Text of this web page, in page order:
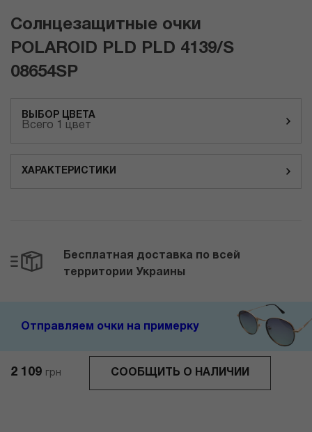
Солнцезащитные очки
POLAROID PLD PLD 4139/S
08654SP
ВЫБОР ЦВЕТА
Всего 1 цвет
ХАРАКТЕРИСТИКИ
2 109 грн СООБЩИТЬ О НАЛИЧИИ
Бесплатная доставка по всей
территории Украины
Отправляем очки на примерку